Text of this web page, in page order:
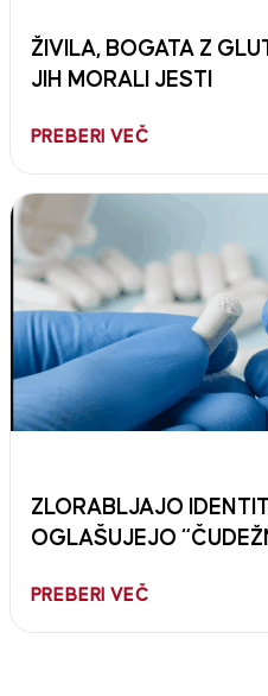
ŽIVILA, BOGATA Z
JIH MORALI JESTI
PREBERI VEČ
ZLORABLJAJO
OGLAŠUJEJO
PREBERI VEČ